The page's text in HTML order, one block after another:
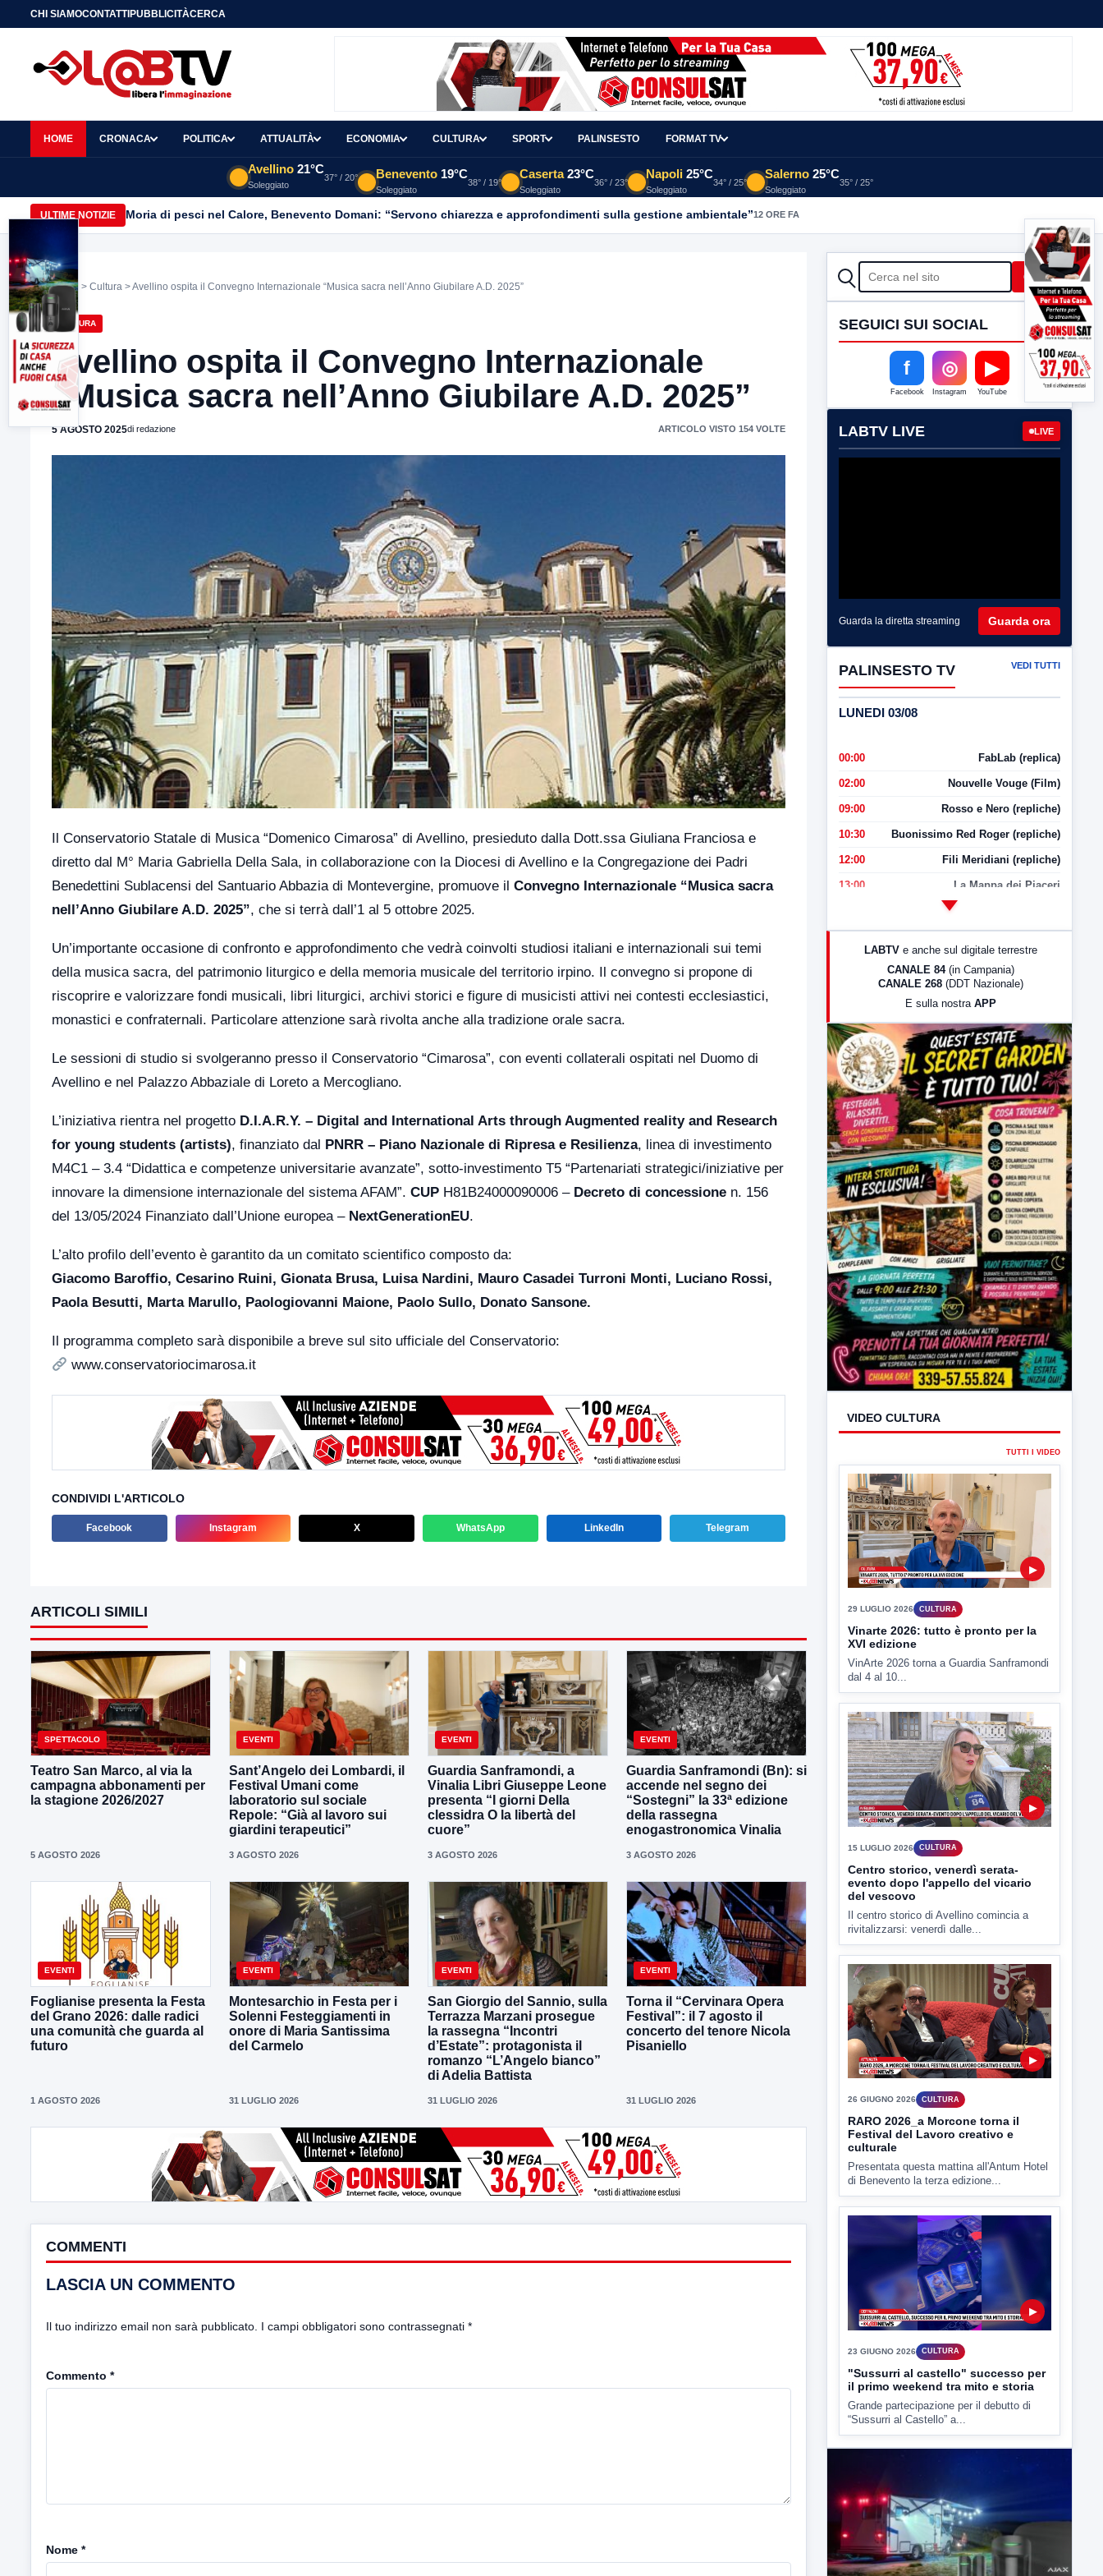
CHI SIAMOCONTATTIPUBBLICITÀCERCA
HOME CRONACA POLITICA ATTUALITÀ ECONOMIA CULTURA SPORT PALINSESTO FORMAT TV
Avellino 21°C
Soleggiato
37° / 20° Benevento 19°C
Soleggiato
38° / 19°
Caserta 23°C
Soleggiato
36° / 23°
Napoli 25°C
Soleggiato
34° / 25°
Salerno 25°C
Soleggiato
35° / 25°
ULTIME NOTIZIE Moria di pesci nel Calore, Benevento Domani: “Servono chiarezza e approfondimenti sulla gestione ambientale”12 ORE FA
Home > Cultura > Avellino ospita il Convegno Internazionale “Musica sacra nell’Anno Giubilare A.D. 2025”
CULTURA
Avellino ospita il Convegno Internazionale
“Musica sacra nell’Anno Giubilare A.D. 2025”
5 AGOSTO 2025di redazione ARTICOLO VISTO 154 VOLTE
Il Conservatorio Statale di Musica “Domenico Cimarosa” di Avellino, presieduto dalla Dott.ssa Giuliana Franciosa e
diretto dal M° Maria Gabriella Della Sala, in collaborazione con la Diocesi di Avellino e la Congregazione dei Padri
Benedettini Sublacensi del Santuario Abbazia di Montevergine, promuove il Convegno Internazionale “Musica sacra
nell’Anno Giubilare A.D. 2025”, che si terrà dall’1 al 5 ottobre 2025.
Un’importante occasione di confronto e approfondimento che vedrà coinvolti studiosi italiani e internazionali sui temi
della musica sacra, del patrimonio liturgico e della memoria musicale del territorio irpino. Il convegno si propone di
riscoprire e valorizzare fondi musicali, libri liturgici, archivi storici e figure di musicisti attivi nei contesti ecclesiastici,
monastici e confraternali. Particolare attenzione sarà rivolta anche alla tradizione orale sacra.
Le sessioni di studio si svolgeranno presso il Conservatorio “Cimarosa”, con eventi collaterali ospitati nel Duomo di
Avellino e nel Palazzo Abbaziale di Loreto a Mercogliano.
L’iniziativa rientra nel progetto D.I.A.R.Y. – Digital and International Arts through Augmented reality and Research
for young students (artists), finanziato dal PNRR – Piano Nazionale di Ripresa e Resilienza, linea di investimento
M4C1 – 3.4 “Didattica e competenze universitarie avanzate”, sotto-investimento T5 “Partenariati strategici/iniziative per
innovare la dimensione internazionale del sistema AFAM”. CUP H81B24000090006 – Decreto di concessione n. 156
del 13/05/2024 Finanziato dall’Unione europea – NextGenerationEU.
L’alto profilo dell’evento è garantito da un comitato scientifico composto da:
Giacomo Baroffio, Cesarino Ruini, Gionata Brusa, Luisa Nardini, Mauro Casadei Turroni Monti, Luciano Rossi,
Paola Besutti, Marta Marullo, Paologiovanni Maione, Paolo Sullo, Donato Sansone.
Il programma completo sarà disponibile a breve sul sito ufficiale del Conservatorio:
www.conservatoriocimarosa.it
CONDIVIDI L'ARTICOLO
Facebook Instagram X WhatsApp LinkedIn Telegram
ARTICOLI SIMILI
SPETTACOLO
Teatro San Marco, al via la
campagna abbonamenti per
la stagione 2026/2027
5 AGOSTO 2026
EVENTI
Sant’Angelo dei Lombardi, il
Festival Umani come
laboratorio sul sociale
Repole: “Già al lavoro sui
giardini terapeutici”
3 AGOSTO 2026
EVENTI
Guardia Sanframondi, a
Vinalia Libri Giuseppe Leone
presenta “I giorni Della
clessidra O la libertà del
cuore”
3 AGOSTO 2026
EVENTI
Guardia Sanframondi (Bn): si
accende nel segno dei
“Sostegni” la 33ª edizione
della rassegna
enogastronomica Vinalia
3 AGOSTO 2026
EVENTI
Foglianise presenta la Festa
del Grano 2026: dalle radici
una comunità che guarda al
futuro
1 AGOSTO 2026
EVENTI
Montesarchio in Festa per i
Solenni Festeggiamenti in
onore di Maria Santissima
del Carmelo
31 LUGLIO 2026
EVENTI
San Giorgio del Sannio, sulla
Terrazza Marzani prosegue
la rassegna “Incontri
d’Estate”: protagonista il
romanzo “L’Angelo bianco”
di Adelia Battista
31 LUGLIO 2026
EVENTI
Torna il “Cervinara Opera
Festival”: il 7 agosto il
concerto del tenore Nicola
Pisaniello
31 LUGLIO 2026
COMMENTI
LASCIA UN COMMENTO
Il tuo indirizzo email non sarà pubblicato. I campi obbligatori sono contrassegnati *
Commento *
Nome *
CERCA Cerca
SEGUICI SUI SOCIAL
f
Facebook
◎
Instagram
▶
YouTube
LABTV LIVE LIVE
Guarda la diretta streaming Guarda ora
PALINSESTO TV VEDI TUTTI
LUNEDI 03/08
00:00 FabLab (replica)
02:00 Nouvelle Vouge (Film)
09:00 Rosso e Nero (repliche)
10:30 Buonissimo Red Roger (repliche)
12:00 Fili Meridiani (repliche)
13:00 La Mappa dei Piaceri
LabNews (Diretta)
23:00 LabNews (replica)
LABTV e anche sul digitale terrestre
CANALE 84 (in Campania)
CANALE 268 (DDT Nazionale)
E sulla nostra APP
VIDEO CULTURA
TUTTI I VIDEO
29 LUGLIO 2026 CULTURA
Vinarte 2026: tutto è pronto per la
XVI edizione
VinArte 2026 torna a Guardia Sanframondi
▶
15 LUGLIO 2026 CULTURA
Centro storico, venerdì serata-
evento dopo l'appello del vicario
Il centro storico di Avellino comincia a
rivitalizzarsi: venerdì dalle...
▶
26 GIUGNO 2026 CULTURA
RARO 2026_a Morcone torna il
Festival del Lavoro creativo e
Presentata questa mattina all'Antum Hotel
di Benevento la terza edizione...
23 GIUGNO 2026 CULTURA
"Sussurri al castello" successo per
il primo weekend tra mito e storia
Grande partecipazione per il debutto di
“Sussurri al Castello” a...